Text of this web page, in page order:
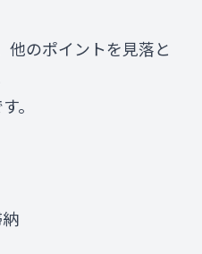
他のポイントを見落と
。